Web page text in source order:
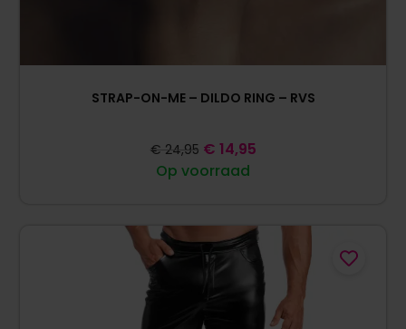
STRAP-ON-ME – DILDO RING – RVS
Op voorraad
€ 24,95 € 14,95